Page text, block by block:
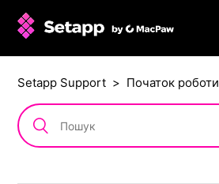
Setapp Support Початок роботи